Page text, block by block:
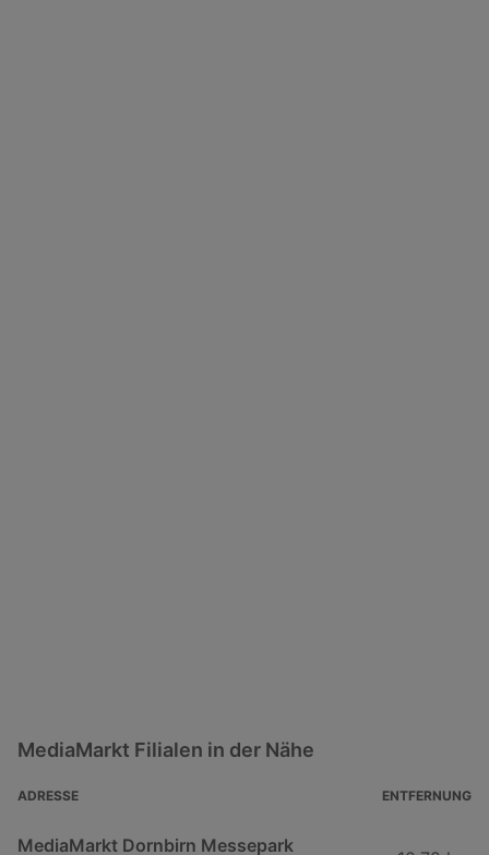
MediaMarkt Filialen in der Nähe
ADRESSE ENTFERNUNG
MediaMarkt Dornbirn Messepark